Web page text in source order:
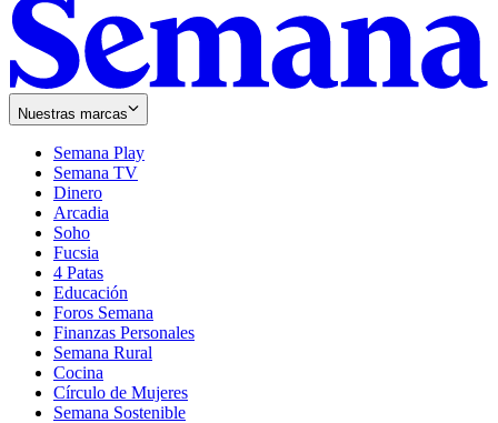
Nuestras marcas
Semana Play
Semana TV
Dinero
Arcadia
Soho
in
new
window
Fucsia
in
new
window
4 Patas
Educación
Foros Semana
Finanzas Personales
Semana Rural
Cocina
Círculo de Mujeres
Semana Sostenible